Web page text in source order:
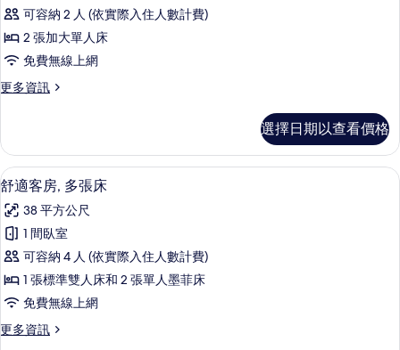
相
片
的
詳
情
床
房
的
所
相
片
可容納 2 人 (依實際入住人數計費)
2 張加大單人床
免費無線上網
更多資訊
更
雙
床
房
詳
情
選擇日期以查看價格
顯
示
舒
適
客
房,
多
張
舒適客房, 多張床 | 低過敏寢具、客房
7
舒適客房, 多張床
38 平方公尺
1 間臥室
可容納 4 人 (依實際入住人數計費)
1 張標準雙人床和 2 張單人墨菲床
免費無線上網
更多資訊
更